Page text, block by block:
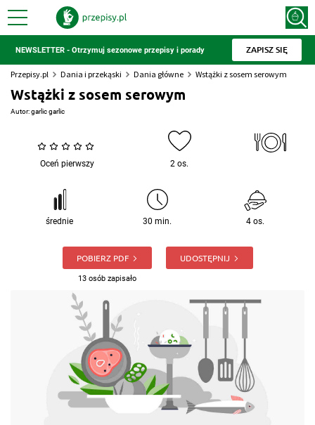
NEWSLETTER - Otrzymuj sezonowe przepisy i porady ZAPISZ SIĘ
Przepisy.pl Dania i przekąski Dania główne Wstążki z sosem serowym
Wstążki z sosem serowym
Autor:garlic garlic
Oceń pierwszy 2 os.
średnie 30 min. 4 os.
POBIERZ PDF
13 osób zapisało
UDOSTĘPNIJ